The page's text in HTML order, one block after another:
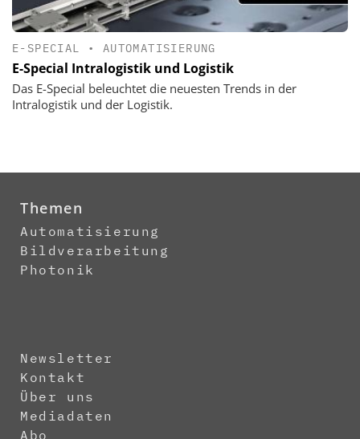
E-SPECIAL • AUTOMATISIERUNG
E-Special Intralogistik und Logistik
Das E-Special beleuchtet die neuesten Trends in der
Intralogistik und der Logistik.
Themen
Automatisierung
Bildverarbeitung
Photonik
Newsletter
Kontakt
Über uns
Mediadaten
Abo